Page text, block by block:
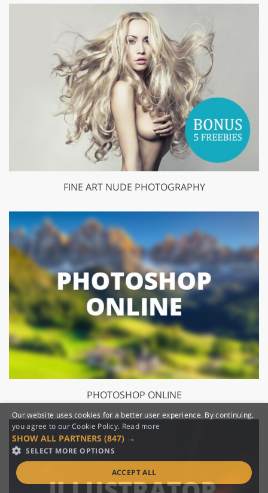
FINE ART NUDE PHOTOGRAPHY
PHOTOSHOP ONLINE
Our website uses cookies for a better user experience. By continuing,
you agree to our Cookie Policy. Read more
SHOW ALL PARTNERS (847) →
SELECT MORE OPTIONS
ACCEPT ALL